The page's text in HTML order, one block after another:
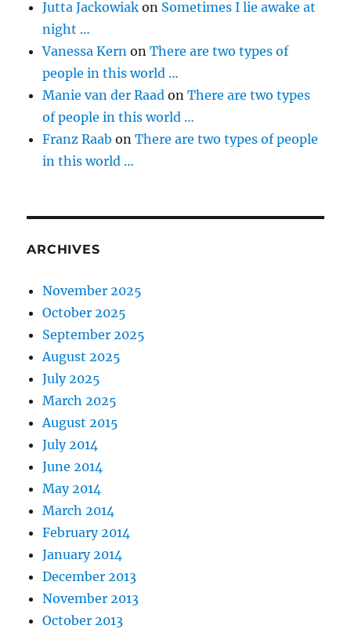
Jutta Jackowiak on Sometimes I lie awake at
night …
Vanessa Kern onThere are two types of
people in this world …
Manie van der Raad onThere are two types
of people in this world …
Franz Raab onThere are two types of people
in this world …
ARCHIVES
November 2025
October 2025
September 2025
August 2025
July 2025
March 2025
August 2015
July 2014
June 2014
May 2014
March 2014
February 2014
January 2014
December 2013
November 2013
October 2013